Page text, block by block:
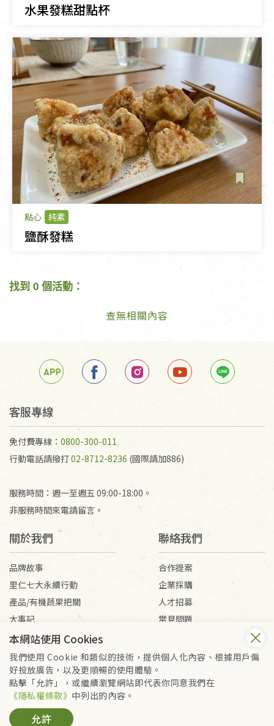
水果發糕甜點杯
點心 純素
鹽酥發糕
找到 0 個活動：
查無相關內容
客服專線
免付費專線： 0800-300-011
行動電話請撥打02-8712-8236 (國際請加886)
服務時間：週一至週五 09:00-18:00。
非服務時間來電請留言。
關於我們
品牌故事
里仁七大永續行動
產品/有機蔬果把關
大事記
媒體報導
聯絡我們
合作提案
企業採購
人才招募
常見問題
會員服務條款
隱私權政策
Copyright © 2026 里仁事業股份有限公司(統編：16301262) /
里仁網購股份有限公司(統編：25149752)
本網站使用 Cookies
我們使用 Cookie 和類似的技術，提供個人化內容、根據用戶偏
好投放廣告，以及更順暢的使用體驗。
點擊「允許」，或繼續瀏覽網站即代表你同意我們在
《隱私權條款》 中列出的內容。
允許